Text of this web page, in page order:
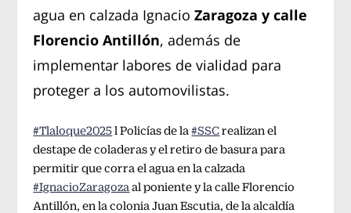
agua en calzada IgnacioZaragoza y calle
Florencio Antillón, además de
implementar labores de vialidad para
proteger a los automovilistas.
#Tlaloque2025l Policías de la#SSCrealizan el
destape de coladeras y el retiro de basura para
permitir que corra el agua en la calzada
#IgnacioZaragoza al poniente y la calle Florencio
Antillón, en la colonia Juan Escutia, de la alcaldía